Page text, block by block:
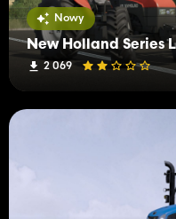
Nowy
New Holland Series
2 069